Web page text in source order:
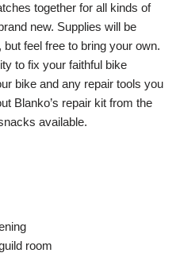
together for all kinds of
new. Supplies will be
but feel free to bring your own.
to fix your faithful bike
bike and any repair tools you
Blanko’s repair kit from the
available.
room